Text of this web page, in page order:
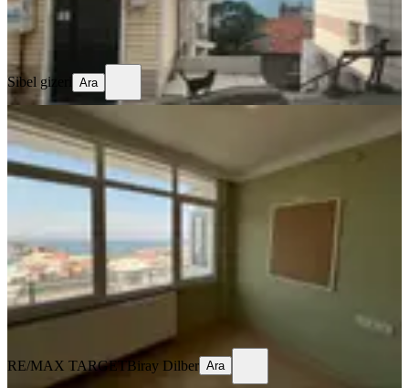
Sibel gizeri
Ara
Sibel gizeri Ara
YENİ
Satılık 3+1 Körfez Manzaralı , Hatay
Metro'ya Yakın Daire
Konak, Murat Reis Mahallesi
·Çatı Katı
5.400.000 ₺
RE/MAX TARGETBiray Dilber
RE/MAX TARGETBiray Dilber Ara